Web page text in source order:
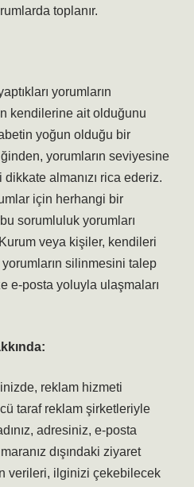
toplanır.
yorumların
kendilerine ait olduğunu
yoğun olduğu bir
yorumların seviyesine
almanızı rica ederiz.
için herhangi bir
sorumluluk yorumları
veya kişiler, kendileri
yorumların silinmesini talep
e-posta yoluyla ulaşmaları
reklam hizmeti
taraf reklam şirketleriyle
adresiniz, e-posta
dışındaki ziyaret
verileri, ilginizi çekebilecek